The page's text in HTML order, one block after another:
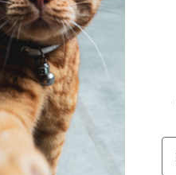
499755
5410340997550